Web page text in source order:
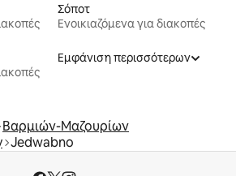
Σόποτ
Ενοικιαζόμενα για διακοπές
Εμφάνιση περισσότερων
Βαρμιών-Μαζουρίων
Jedwabno